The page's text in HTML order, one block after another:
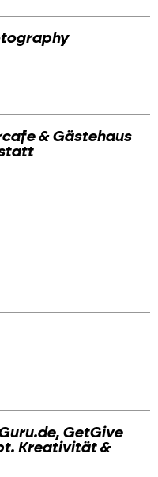
& Gästehaus
GetGive
Kreativität &